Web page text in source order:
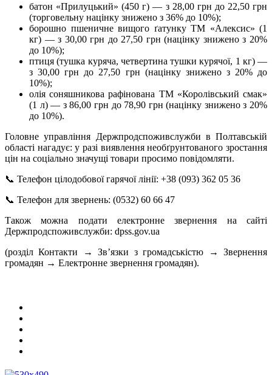
батон «Прилуцький» (450 г) — з 28,00 грн до 22,50 грн
(торговельну націнку знижено з 36% до 10%);
борошно пшеничне вищого ґатунку ТМ «Алексис» (1
кг) — з 30,00 грн до 27,50 грн (націнку знижено з 20%
до 10%);
птиця (тушка куряча, четвертина тушки курячої, 1 кг) —
з 30,00 грн до 27,50 грн (націнку знижено з 20% до
10%);
олія соняшникова рафінована ТМ «Королівський смак»
(1 л) — з 86,00 грн до 78,90 грн (націнку знижено з 20%
до 10%).
Головне управління Держпродспоживслужби в Полтавській
області нагадує: у разі виявлення необґрунтованого зростання
цін на соціально значущі товари просимо повідомляти.
📞 Телефон цілодобової гарячої лінії: +38 (093) 362 05 36
📞 Телефон для звернень: (0532) 60 66 47
Також можна подати електронне звернення на сайті
Держпродспоживслужби: dpss.gov.ua
(розділ Контакти → Зв’язки з громадськістю → Звернення
громадян → Електронне звернення громадян).